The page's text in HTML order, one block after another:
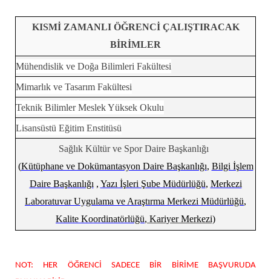
KISMİ ZAMANLI ÖĞRENCİ ÇALIŞTIRACAK
BİRİMLER
Mühendislik ve Doğa Bilimleri Fakültesi
Mimarlık ve Tasarım Fakültesi
Teknik Bilimler Meslek Yüksek Okulu
Lisansüstü Eğitim Enstitüsü
Sağlık Kültür ve Spor Daire Başkanlığı
(Kütüphane ve Dokümantasyon Daire Başkanlığı, Bilgi İşlem
Daire Başkanlığı, Yazı İşleri Şube Müdürlüğü, Merkezi
Laboratuvar Uygulama ve Araştırma Merkezi Müdürlüğü,
Kalite Koordinatörlüğü, Kariyer Merkezi)
NOT: HER ÖĞRENCİ SADECE BİR BİRİME BAŞVURUDA